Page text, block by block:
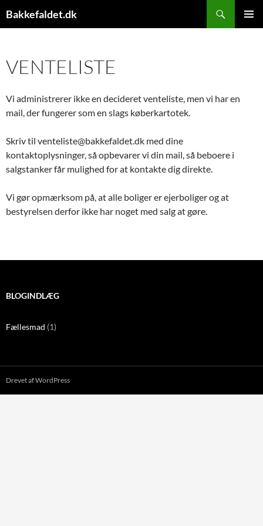
tilBakkefaldet.dk
VENTELISTE
Vi administrerer ikke en decideret venteliste, men vi har en
mail, der fungerer som en slags køberkartotek.
Skriv til venteliste@bakkefaldet.dk med dine
kontaktoplysninger, så opbevarer vi din mail, så beboere i
salgstanker får mulighed for at kontakte dig direkte.
Vi gør opmærksom på, at alle boliger er ejerboliger og at
bestyrelsen derfor ikke har noget med salg at gøre.
BLOGINDLÆG
Fællesmad (1)
Drevet af WordPress